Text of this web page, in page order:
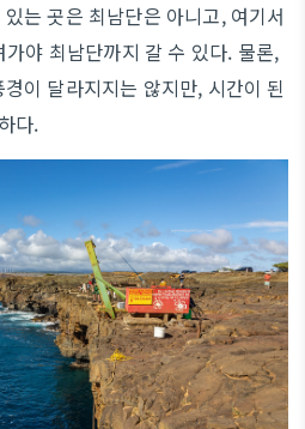
는 곳은 최남단은 아니고, 여기서
야 최남단까지 갈 수 있다. 물론,
이 달라지지는 않지만, 시간이 된
다.